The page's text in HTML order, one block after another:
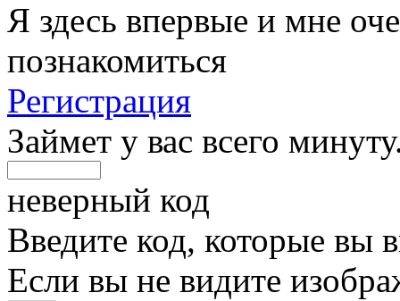
Я здесь впервые и мне
познакомиться
Регистрация
Займет у вас всего
неверный код
Введите код, которые вы
Если вы не видите